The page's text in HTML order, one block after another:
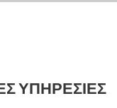
ΥΠΗΡΕΣΙΕΣ